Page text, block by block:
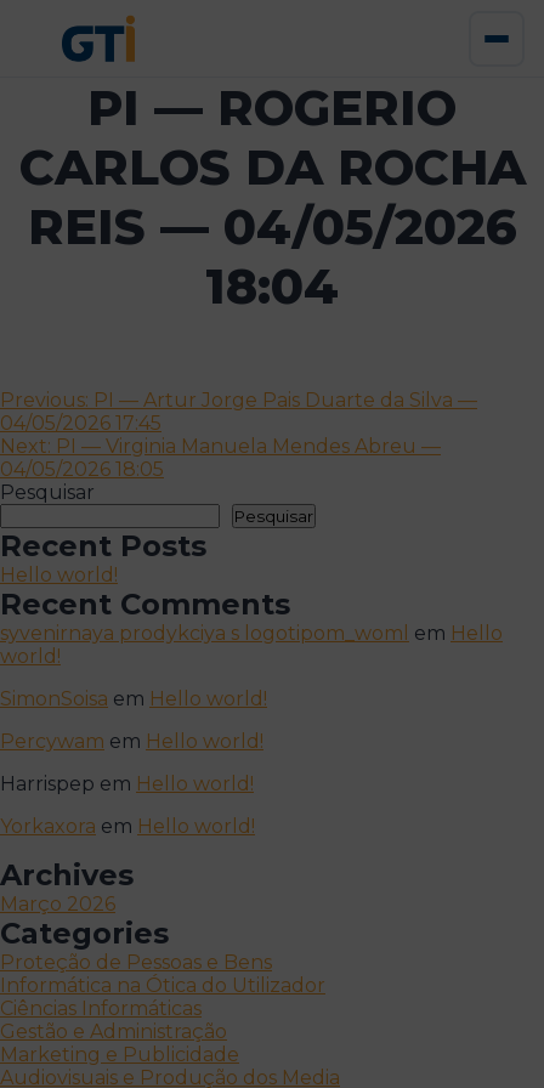
PI — ROGERIO
CARLOS DA ROCHA
REIS — 04/05/2026
18:04
Navegação
de
artigos
Previous: PI — Artur Jorge Pais Duarte da Silva —
04/05/2026 17:45
Next: PI — Virginia Manuela Mendes Abreu —
04/05/2026 18:05
Pesquisar
Pesquisar
Recent Posts
Hello world!
Recent Comments
syvenirnaya prodykciya s logotipom_woml em Hello
world!
SimonSoisa em Hello world!
Percywam em Hello world!
Harrispep em Hello world!
Yorkaxora em Hello world!
Archives
Março 2026
Categories
Proteção de Pessoas e Bens
Informática na Ótica do Utilizador
Ciências Informáticas
Gestão e Administração
Marketing e Publicidade
Audiovisuais e Produção dos Media